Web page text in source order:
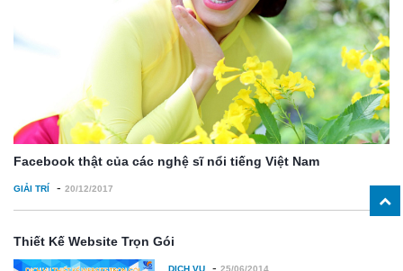
Facebook thật của các nghệ sĩ nổi tiếng Việt Nam
GIẢI TRÍ - 20/12/2017
Thiết Kế Website Trọn Gói
DỊCH VỤ - 25/06/2014